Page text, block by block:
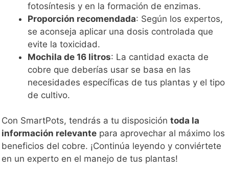
fotosíntesis y en la formación de enzimas.
Proporción recomendada: Según los expertos,
se aconseja aplicar una dosis controlada que
evite la toxicidad.
Mochila de 16 litros: La cantidad exacta de
cobre que deberías usar se basa en las
necesidades específicas de tus plantas y el tipo
de cultivo.
Con SmartPots, tendrás a tu disposición toda la
información relevante para aprovechar al máximo los
beneficios del cobre. ¡Continúa leyendo y conviértete
en un experto en el manejo de tus plantas!